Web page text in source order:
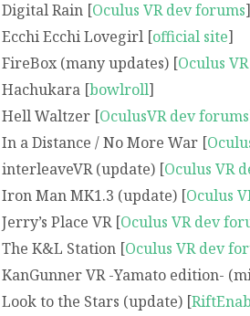
Digital Rain [Oculus VR dev forums]
Ecchi Ecchi Lovegirl [official site]
FireBox (many updates) [Oculus
Hachukara [bowlroll]
Hell Waltzer [OculusVR dev forums
In a Distance / No More War [
interleaveVR (update) [Oculus VR
Iron Man MK1.3 (update) [Oculus
Jerry’s Place VR [Oculus VR dev
The K&L Station [Oculus VR dev
KanGunner VR -Yamato edition-
Look to the Stars (update) [